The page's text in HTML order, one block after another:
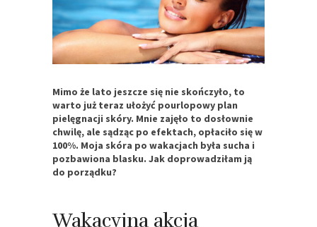
Mimo że lato jeszcze się nie skończyło, to
warto już teraz ułożyć pourlopowy plan
pielęgnacji skóry. Mnie zajęło to dosłownie
chwilę, ale sądząc po efektach, opłaciło się w
100%. Moja skóra po wakacjach była sucha i
pozbawiona blasku. Jak doprowadziłam ją
do porządku?
Wakacyjna akcja